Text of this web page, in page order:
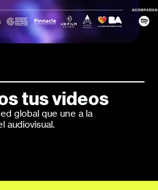
tus videos
global que une a la
audiovisual.